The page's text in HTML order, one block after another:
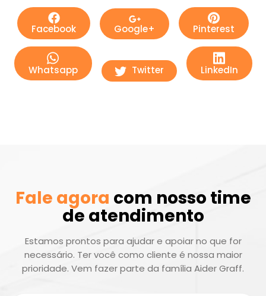
Facebook Google+ Pinterest
Whatsapp Twitter LinkedIn
Fale agora com nosso time
de atendimento
Estamos prontos para ajudar e apoiar no que for
necessário. Ter você como cliente é nossa maior
prioridade. Vem fazer parte da família Aider Graff.